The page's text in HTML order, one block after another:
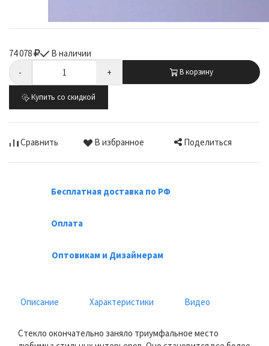
74 078
В наличии
-
+ В корзину
Купить со скидкой
Сравнить В избранное Поделиться
Бесплатная доставка по РФ
Оплата
Оптовикам и Дизайнерам
Описание Характеристики Видео
Стекло окончательно заняло триумфальное место